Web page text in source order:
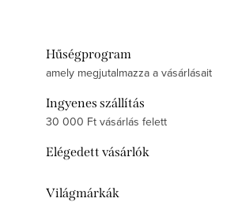
Hűségprogram
amely megjutalmazza a vásárlásait
Ingyenes szállítás
30 000 Ft vásárlás felett
Elégedett vásárlók
Világmárkák